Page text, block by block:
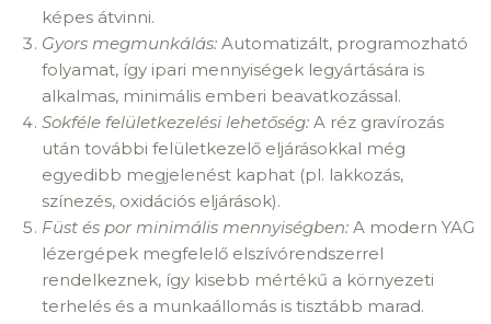
képes átvinni.
Gyors megmunkálás:Automatizált, programozható
folyamat, így ipari mennyiségek legyártására is
alkalmas, minimális emberi beavatkozással.
Sokféle felületkezelési lehetőség:A réz gravírozás
után további felületkezelő eljárásokkal még
egyedibb megjelenést kaphat (pl. lakkozás,
színezés, oxidációs eljárások).
Füst és por minimális mennyiségben:A modern YAG
lézergépek megfelelő elszívórendszerrel
rendelkeznek, így kisebb mértékű a környezeti
terhelés és a munkaállomás is tisztább marad.